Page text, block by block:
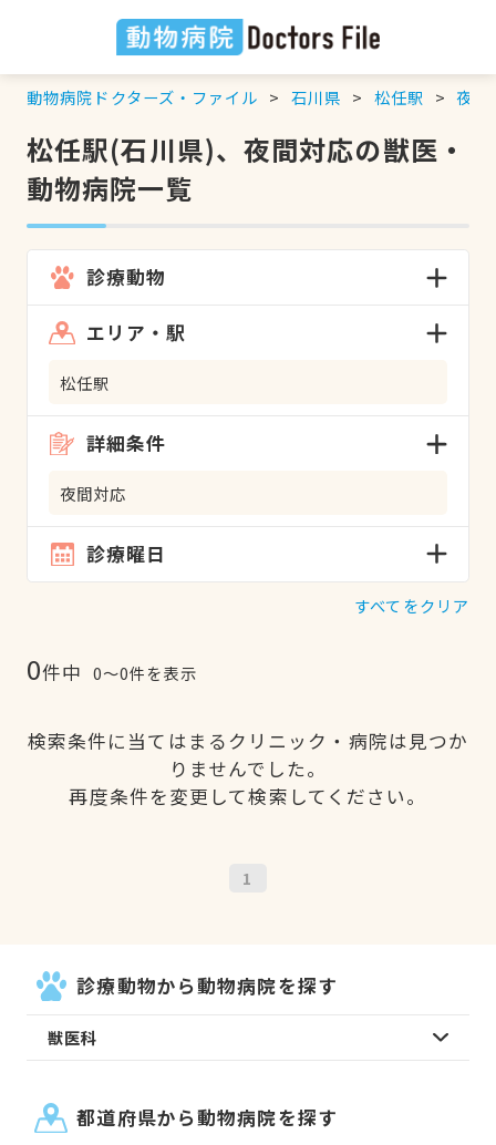
動物病院ドクターズ・ファイル 石川県 松任駅 夜間
松任駅(石川県)、夜間対応の獣医・
動物病院一覧
診療動物
エリア・駅
松任駅
詳細条件
夜間対応
診療曜日
すべてをクリア
0件中 0〜0件を表示
検索条件に当てはまるクリニック・病院は見つか
りませんでした。
再度条件を変更して検索してください。
1
診療動物から動物病院を探す
獣医科
都道府県から動物病院を探す